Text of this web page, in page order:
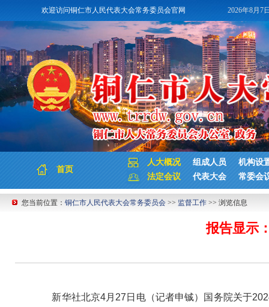
欢迎访问铜仁市人民代表大会常务委员会官网 2026年8月7
首页
人大概况 组成人员
机构设
法定会议
代表大会 常委会
您当前位置： 铜仁市人民代表大会常务委员会 >> 监督工作 >> 浏览信息
报告显示
新华社北京4月27日电（记者申铖）国务院关于